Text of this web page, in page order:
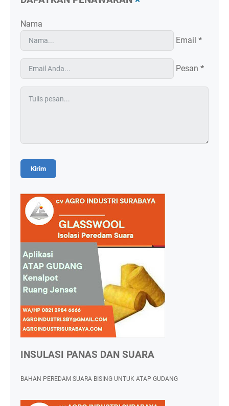
Nama
Email *
Pesan *
INSULASI PANAS DAN SUARA
BAHAN PEREDAM SUARA BISING UNTUK ATAP GUDANG